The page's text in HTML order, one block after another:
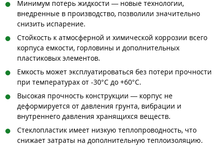
Минимум потерь жидкости — новые технологии,
внедренные в производство, позволили значительно
снизить испарение.
Стойкость к атмосферной и химической коррозии всего
корпуса емкости, горловины и дополнительных
пластиковых элементов.
Емкость может эксплуатироваться без потери прочности
при температурах от -30°C до +60°C.
Высокая прочность конструкции — корпус не
деформируется от давления грунта, вибрации и
внутреннего давления хранящихся веществ.
Стеклопластик имеет низкую теплопроводность, что
снижает затраты на дополнительную теплоизоляцию.